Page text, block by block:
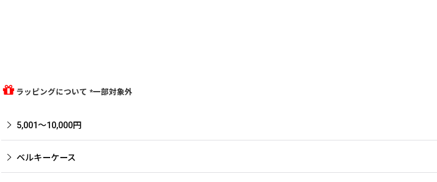
ラッピングについて *一部対象外
5,001〜10,000円
ベルキーケース